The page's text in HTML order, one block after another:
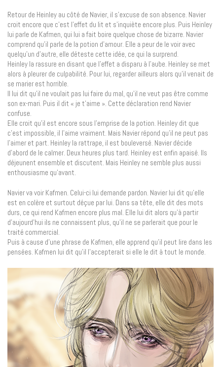
Retour de Heinley au côté de Navier, il s’excuse de son absence. Navier
croit encore que c’est l’effet du lit et s’inquiète encore plus. Puis Heinley
lui parle de Kafmen, qui lui a fait boire quelque chose de bizarre. Navier
comprend qu’il parle de la potion d’amour. Elle a peur de le voir avec
quelqu’un d’autre, elle déteste cette idée, ce qui la surprend.
Heinley la rassure en disant que l’effet a disparu à l’aube. Heinley se met
alors à pleurer de culpabilité. Pour lui, regarder ailleurs alors qu’il venait de
se marier est horrible.
Il lui dit qu’il ne voulait pas lui faire du mal, qu’il ne veut pas être comme
son ex-mari. Puis il dit « je t’aime ». Cette déclaration rend Navier
confuse.
Elle croit qu’il est encore sous l’emprise de la potion. Heinley dit que
c’est impossible, il l’aime vraiment. Mais Navier répond qu’il ne peut pas
l’aimer et part. Heinley la rattrape, il est bouleversé. Navier décide
d’abord de le calmer. Deux heures plus tard. Heinley est enfin apaisé. Ils
déjeunent ensemble et discutent. Mais Heinley ne semble plus aussi
enthousiasme qu’avant.
Navier va voir Kafmen. Celui-ci lui demande pardon. Navier lui dit qu’elle
est en colère et surtout déçue par lui. Dans sa tête, elle dit des mots
durs, ce qui rend Kafmen encore plus mal. Elle lui dit alors qu’à partir
d’aujourd’hui ils ne connaissent plus, qu’il ne se parlerait que pour le
traité commercial.
Puis à cause d’une phrase de Kafmen, elle apprend qu’il peut lire dans les
pensées. Kafmen lui dit qu’il l’accepterait si elle le dit à tout le monde.